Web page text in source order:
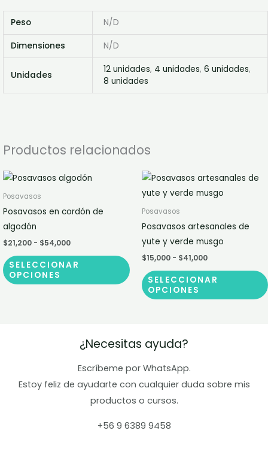
Peso N/D
Dimensiones N/D
Unidades
12 unidades, 4 unidades,6 unidades,
8 unidades
Productos relacionados
Posavasos
Posavasos en cordón de
algodón
$21,200 - $54,000
Rango
de
$21,200
SELECCIONAR
OPCIONES
Este
producto
tiene
múltiples
variantes.
opciones
pueden
la
de
producto
Posavasos
Posavasos artesanales de
yute y verde musgo
$15,000 - $41,000
Rango
de
precios:
hasta
$41,000
SELECCIONAR
OPCIONES
¿Necesitas ayuda?
Escríbeme por WhatsApp.
Estoy feliz de ayudarte con cualquier duda sobre mis
productos o cursos.
+56 9 6389 9458